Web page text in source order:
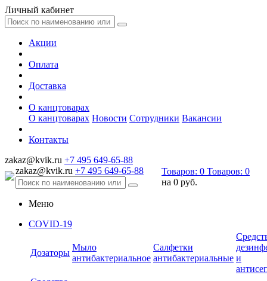
Личный кабинет
Акции
Оплата
Доставка
О канцтоварах
О канцтоварах Новости Сотрудники Вакансии
Контакты
zakaz@kvik.ru +7 495 649-65-88
zakaz@kvik.ru +7 495 649-65-88 Товаров: 0 Товаров: 0
на 0 руб.
Меню
COVID-19
Дозаторы
Мыло
антибактериальное
Салфетки
антибактериальные и